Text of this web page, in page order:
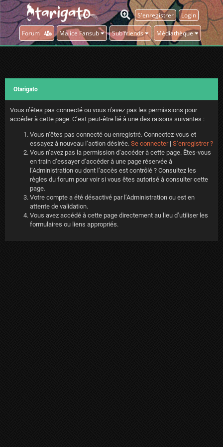
S'enregistrer Login
Forum Malice Fansub Sub'friends Médiathèque
Otarigato
Vous n’êtes pas connecté ou vous n’avez pas les permissions pour
accéder à cette page. C’est peut-être lié à une des raisons suivantes :
Vous n’êtes pas connecté ou enregistré. Connectez-vous et
essayez à nouveau l’action désirée. Se connecter| S’enregistrer ?
Vous n’avez pas la permission d’accéder à cette page. Êtes-vous
en train d’essayer d’accéder à une page réservée à
l’Administration ou dont l’accès est contrôlé ? Consultez les
règles du forum pour voir si vous êtes autorisé à consulter cette
page.
Votre compte a été désactivé par l’Administration ou est en
attente de validation.
Vous avez accédé à cette page directement au lieu d’utiliser les
formulaires ou liens appropriés.